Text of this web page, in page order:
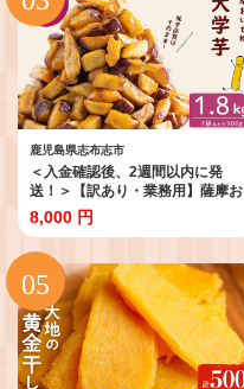
鹿児島県志布志市
＜入金確認後、2週間以内に発
送！＞【訳あり・業務用】薩摩お
いも棒セット 計1.8kg(900g×2袋)
p8-142-2w
8,000 円